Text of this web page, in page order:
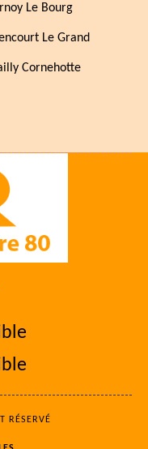
Le Bourg
Le Grand
Cornehotte
RÉSERVÉ